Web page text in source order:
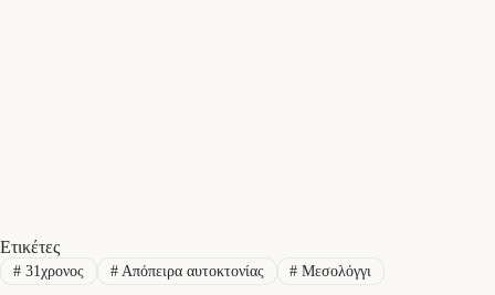
Ετικέτες
#31χρονος #Απόπειρα αυτοκτονίας # Μεσολόγγι